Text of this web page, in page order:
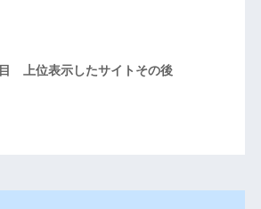
上位表示したサイトその後